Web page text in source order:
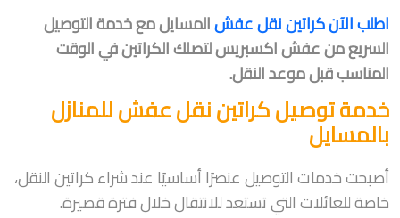
اطلب الآن كراتين نقل عفشالمسايل مع خدمة التوصيل
السريع من عفش اكسبريس لتصلك الكراتين في الوقت
المناسب قبل موعد النقل.
خدمة توصيل كراتين نقل عفش للمنازل
بالمسايل
أصبحت خدمات التوصيل عنصرًا أساسيًا عند شراء كراتين النقل،
خاصة للعائلات التي تستعد للانتقال خلال فترة قصيرة.